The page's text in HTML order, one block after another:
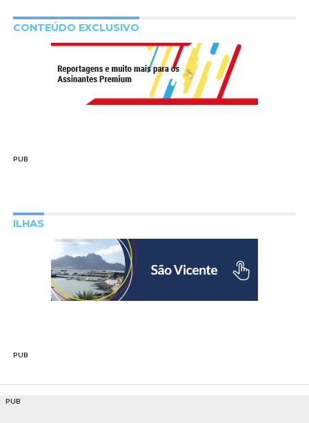
CONTEÚDO EXCLUSIVO
PUB
ILHAS
PUB
PUB